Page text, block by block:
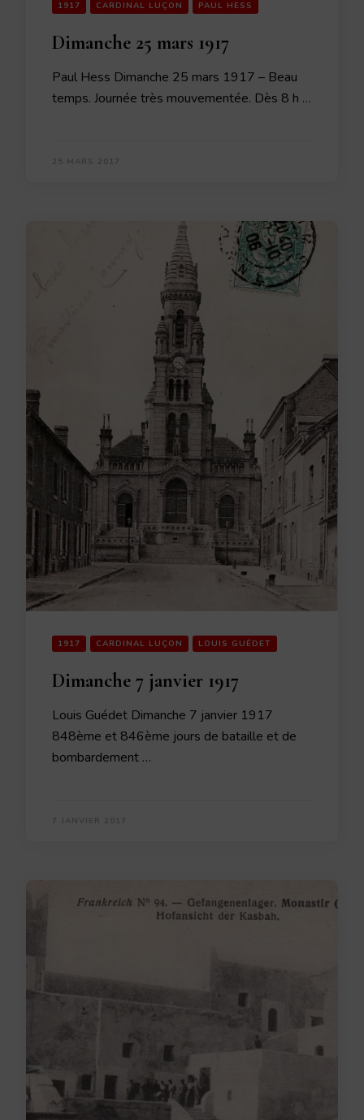
1917 CARDINAL LUÇON PAUL HESS
Dimanche 25 mars 1917
Paul Hess Dimanche 25 mars 1917 – Beau
temps. Journée très mouvementée. Dès 8 h …
1917 CARDINAL LUÇON LOUIS GUÉDET
Dimanche 7 janvier 1917
Louis Guédet Dimanche 7 janvier 1917
848ème et 846ème jours de bataille et de
bombardement …